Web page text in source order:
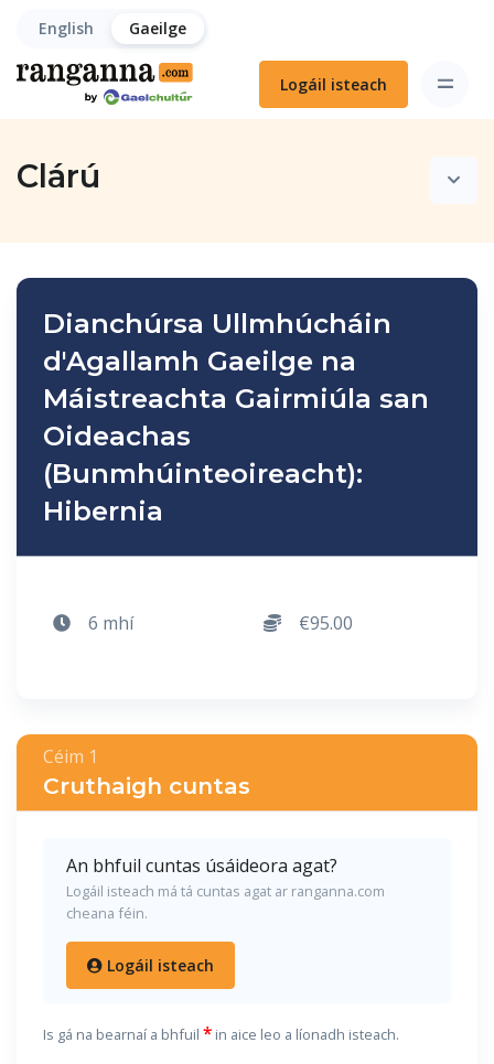
English Gaeilge
Logáil isteach
Clárú
Dianchúrsa Ullmhúcháin
d'Agallamh Gaeilge na
Máistreachta Gairmiúla san
Oideachas
(Bunmhúinteoireacht):
Hibernia
6 mhí €95.00
Céim 1
Cruthaigh cuntas
An bhfuil cuntas úsáideora agat?
Logáil isteach má tá cuntas agat ar ranganna.com
cheana féin.
Logáil isteach
Is gá na bearnaí a bhfuil * in aice leo a líonadh isteach.